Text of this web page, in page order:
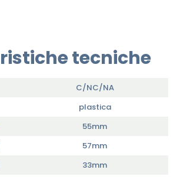
tecniche
C/NC/NA
plastica
55mm
57mm
33mm